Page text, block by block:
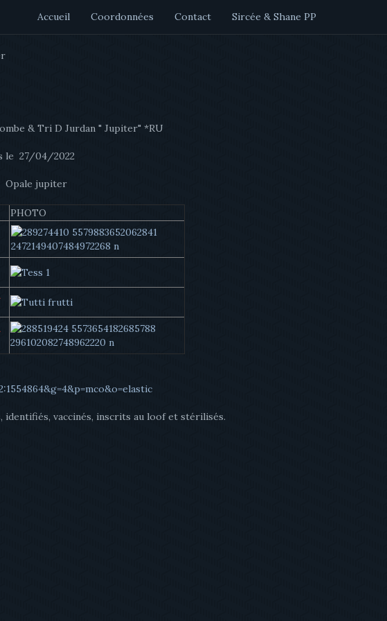
Accueil Coordonnées Contact Sircée & Shane PP
& Tri D Jurdan " Jupiter" *RU
le 27/04/2022
PHOTO
identifiés, vaccinés, inscrits au loof et stérilisés.